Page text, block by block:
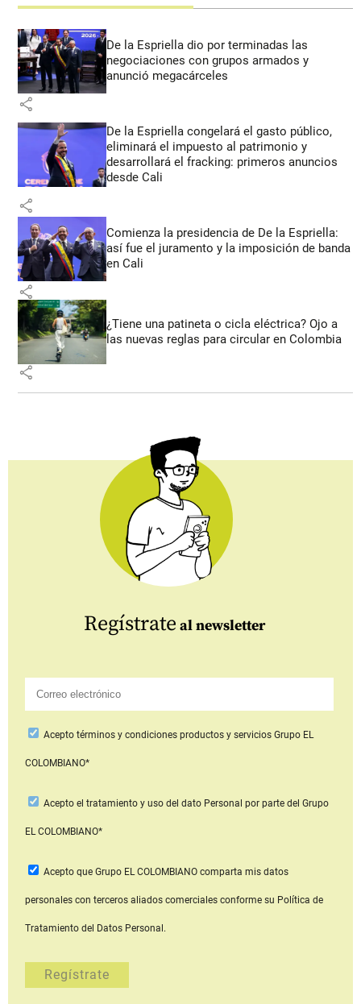
De la Espriella dio por terminadas las
negociaciones con grupos armados y
anunció megacárceles
share
De la Espriella congelará el gasto público,
eliminará el impuesto al patrimonio y
desarrollará el fracking: primeros anuncios
desde Cali
share
Comienza la presidencia de De la Espriella:
así fue el juramento y la imposición de banda
en Cali
share
¿Tiene una patineta o cicla eléctrica? Ojo a
las nuevas reglas para circular en Colombia
share
Regístrate al newsletter
Aceptotérminos y condiciones productos y serviciosGrupo EL
COLOMBIANO*
Acepto el tratamiento y uso del dato Personal por parte del Grupo
EL COLOMBIANO*
Acepto que Grupo EL COLOMBIANOcomparta mis datos
personales con terceros aliados comerciales conforme su Política de
Tratamiento del Datos Personal.